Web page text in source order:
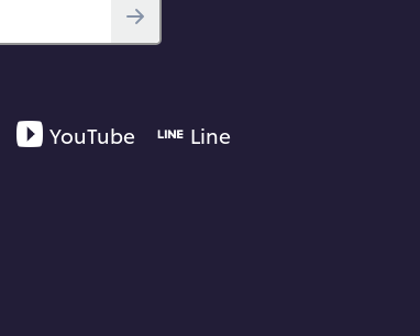
YouTube Line